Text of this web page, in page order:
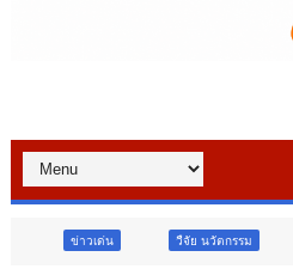
วืจัย นวัตกรรม สังคม